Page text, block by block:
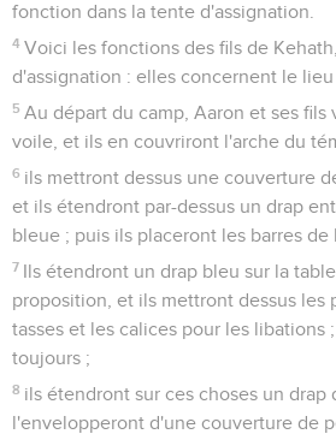
fonction dans la tente d'assignation.
4 Voici les fonctions des fils de
d'assignation : elles concernent le lieu
5 Au départ du camp, Aaron et ses
voile, et ils en couvriront l'arche du
6 ils mettront dessus une couverture
et ils étendront par-dessus un drap
bleue ; puis ils placeront les barres de
7 Ils étendront un drap bleu sur la
proposition, et ils mettront dessus les
tasses et les calices pour les libations
toujours ;
8 ils étendront sur ces choses un drap
l'envelopperont d'une couverture de